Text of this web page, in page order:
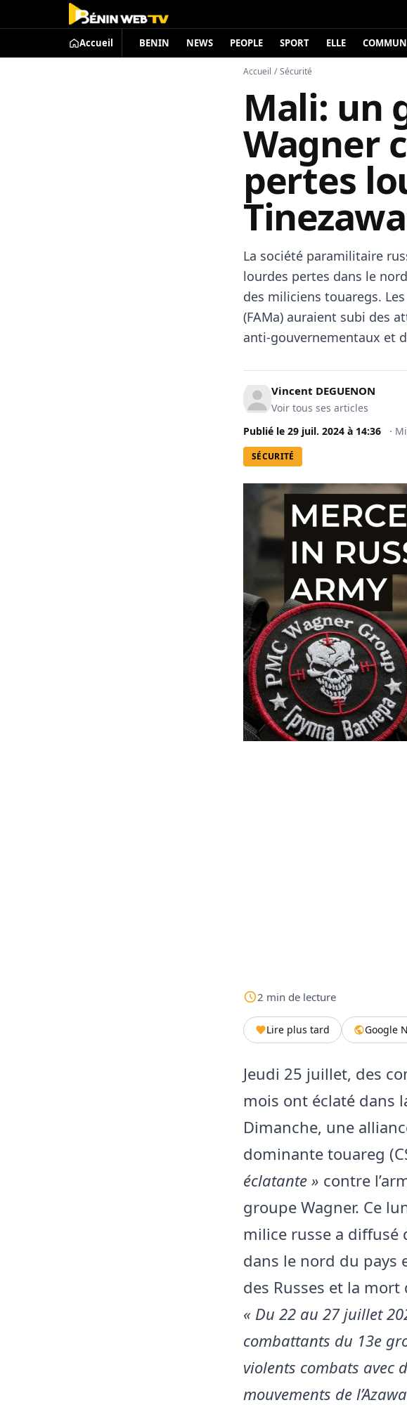
Accueil BENIN NEWS PEOPLE SPORT ELLE
Accueil / Sécurité
Mali: un
Wagner
pertes
La société paramilitaire
lourdes pertes dans le
des miliciens touaregs.
(FAMa) auraient subi des
anti-gouvernementaux et
Vincent DEGUENON
Voir tous ses articles
Publié le 29 juil. 2024 à 14:36 ·
SÉCURITÉ
2 min de lecture
Lire plus tard Google
Jeudi 25 juillet, des
mois ont éclaté dans
Dimanche, une
dominante touareg
éclatante » contre
groupe Wagner. Ce
milice russe a diffusé
dans le nord du pays
des Russes et la mort
« Du 22 au 27 juillet
combattants du 13e
violents combats avec
mouvements de